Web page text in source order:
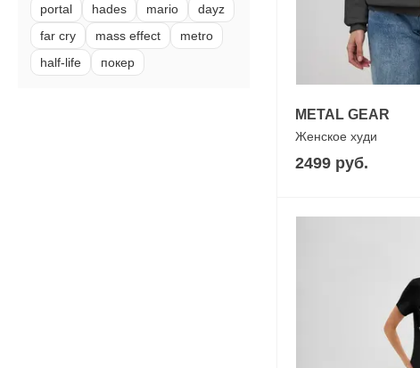
portal
hades mario
dayz
far cry
mass effect
metro
half-life
покер
METAL GEAR
Женское худи
2499 руб.